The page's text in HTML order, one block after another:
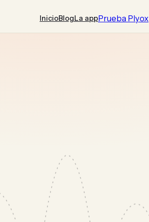
InicioBlogLa appPrueba Plyox